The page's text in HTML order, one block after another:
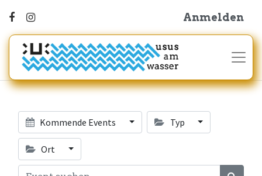
Anmelden
Kommende Events Typ
Ort